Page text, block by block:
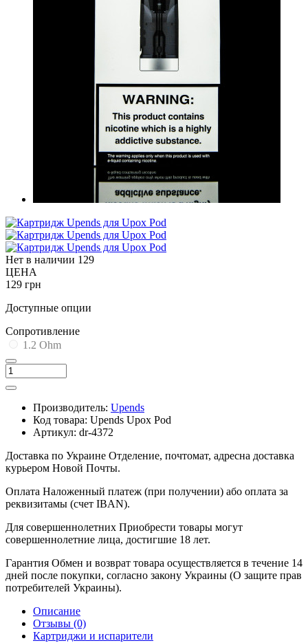
Нет в наличии 129
ЦЕНА
129 грн
Доступные опции
Cопротивление
1.2 Ohm
Производитель: Upends
Код товара: Upends Upox Pod
Артикул: dr-4372
Доставка по Украине Отделение, почтомат, адресна доставка
курьером Новой Почты.
Оплата Наложенный платеж (при получении) або оплата за
реквизитамы (счет IBAN).
Для совершеннолетних Приобрести товары могут
совершеннолетние лица, достигшие 18 лет.
Гарантия Обмен и возврат товара осуществляется в течение 14
дней после покупки, согласно закону Украины (О защите прав
потребителей Украины).
Описание
Отзывы (0)
Картриджи и испарители